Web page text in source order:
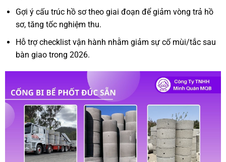
Gợi ý cấu trúc hồ sơ theo giai đoạn để giảm vòng trả hồ
sơ, tăng tốc nghiệm thu.
Hỗ trợ checklist vận hành nhằm giảm sự cố mùi/tắc sau
bàn giao trong 2026.